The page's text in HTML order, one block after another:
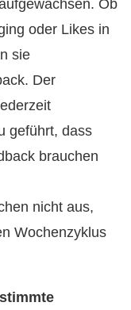
Ob
oder Likes in
sie
Der
geführt, dass
brauchen
nicht aus,
Wochenzyklus